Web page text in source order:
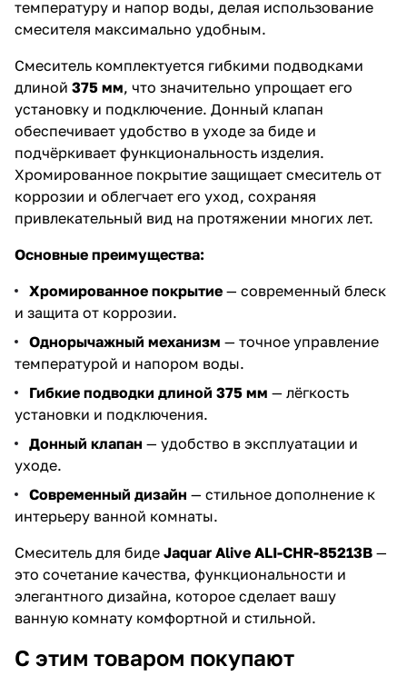
температуру и напор воды, делая использование
смесителя максимально удобным.
Смеситель комплектуется гибкими подводками
длиной 375 мм, что значительно упрощает его
установку и подключение. Донный клапан
обеспечивает удобство в уходе за биде и
подчёркивает функциональность изделия.
Хромированное покрытие защищает смеситель от
коррозии и облегчает его уход, сохраняя
привлекательный вид на протяжении многих лет.
Основные преимущества:
Хромированное покрытие — современный блеск
и защита от коррозии.
Однорычажный механизм — точное управление
температурой и напором воды.
Гибкие подводки длиной 375 мм — лёгкость
установки и подключения.
Донный клапан — удобство в эксплуатации и
уходе.
Современный дизайн — стильное дополнение к
интерьеру ванной комнаты.
Смеситель для биде Jaquar Alive ALI-CHR-85213B —
это сочетание качества, функциональности и
элегантного дизайна, которое сделает вашу
ванную комнату комфортной и стильной.
С этим товаром покупают